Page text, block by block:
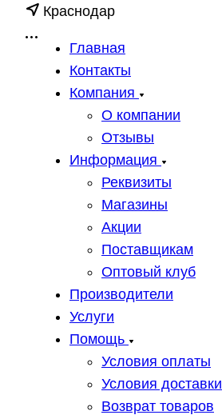
Краснодар
Главная
Контакты
Компания
О компании
Отзывы
Информация
Реквизиты
Магазины
Акции
Поставщикам
Оптовый клуб
Производители
Услуги
Помощь
Условия оплаты
Условия доставки
Возврат товаров